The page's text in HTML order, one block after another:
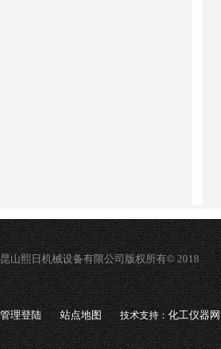
昆山熙日机械设备有限公司版权所有© 2018
管理登陆 站点地图 技术支持：化工仪器网